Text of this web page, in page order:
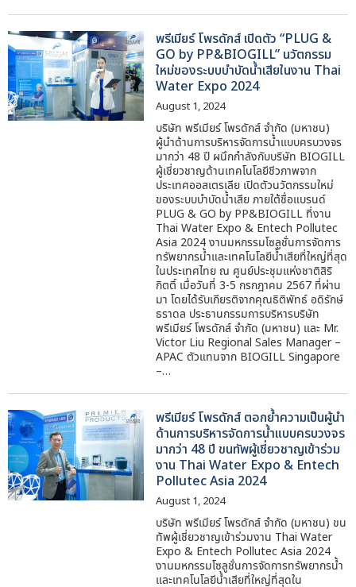
พรีเมียร์ โพรดักส์ เปิดตัว “PLUG &
GO by PP&BIOGILL” นวัตกรรม
ใหม่ของระบบบำบัดน้ำเสียในงาน Thai
Water Expo 2024
August 1, 2024
บริษัท พรีเมียร์ โพรดักส์ จำกัด (มหาชน)
ผู้นำด้านการบริหารจัดการน้ำแบบครบวงจร
มากว่า 48 ปี ผนึกกำลังกับบริษัท BIOGILL
ผู้เชี่ยวชาญด้านเทคโนโลยีชีวภาพจาก
ประเทศออสเตรเลีย เปิดตัวนวัตกรรมใหม่
ของระบบบำบัดน้ำเสีย ภายใต้ชื่อแบรนด์
PLUG & GO by PP&BIOGILL ที่งาน
Thai Water Expo & Entech Pollutec
Asia 2024 งานมหกรรมโซลูชั่นการจัดการ
ทรัพยากรน้ำและเทคโนโลยีน้ำเสียที่ใหญ่ที่สุด
ในประเทศไทย ณ ศูนย์ประชุมแห่งชาติสิริ
กิตติ์ เมื่อวันที่ 3-5 กรกฎาคม 2567 ที่ผ่าน
มา โดยได้รับเกียรติจากคุณธิติพัทธ์ อดิรักษ์
ธราดล ประธานกรรมการบริหารบริษัท
พรีเมียร์ โพรดักส์ จำกัด (มหาชน) และ Mr.
Victor Liu Regional Sales Manager –
APAC ตัวแทนจาก BIOGILL Singapore
–…
พรีเมียร์ โพรดักส์ ตอกย้ำความเป็นผู้นำ
ด้านการบริหารจัดการน้ำแบบครบวงจร
มากว่า 48 ปี ขนทัพผู้เชี่ยวชาญเข้าร่วม
งาน Thai Water Expo & Entech
Pollutec Asia 2024
August 1, 2024
บริษัท พรีเมียร์ โพรดักส์ จำกัด (มหาชน) ขน
ทัพผู้เชี่ยวชาญเข้าร่วมงาน Thai Water
Expo & Entech Pollutec Asia 2024
งานมหกรรมโซลูชั่นการจัดการทรัพยากรน้ำ
และเทคโนโลยีน้ำเสียที่ใหญ่ที่สุดใน